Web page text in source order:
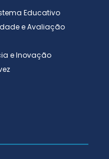
Educativo
e Avaliação
e Inovação